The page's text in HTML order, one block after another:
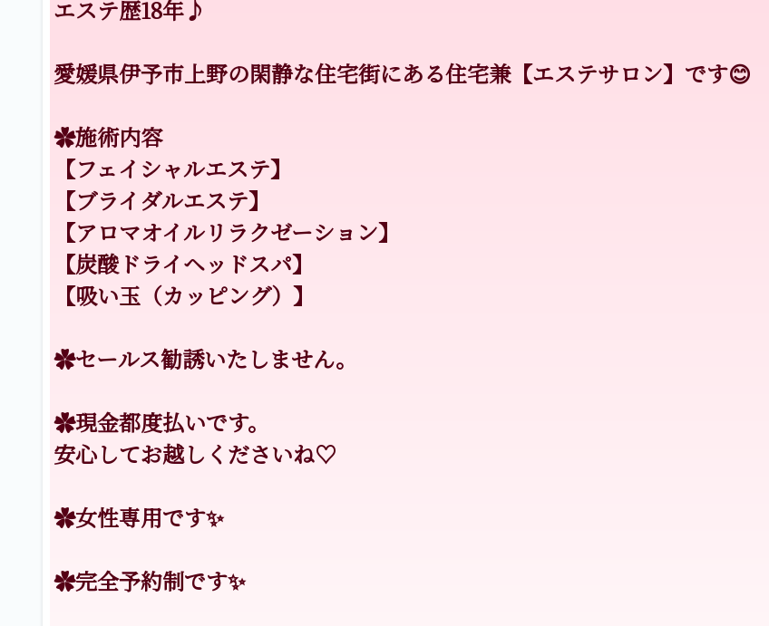
エステ歴18年♪
愛媛県伊予市上野の閑静な住宅街にある住宅兼【エステサロン】です😊
✿施術内容
【フェイシャルエステ】
【ブライダルエステ】
【アロマオイルリラクゼーション】
【炭酸ドライヘッドスパ】
【吸い玉（カッピング）】
✿セールス勧誘いたしません。
✿現金都度払いです。
安心してお越しくださいね♡
✿女性専用です✨
✿完全予約制です✨